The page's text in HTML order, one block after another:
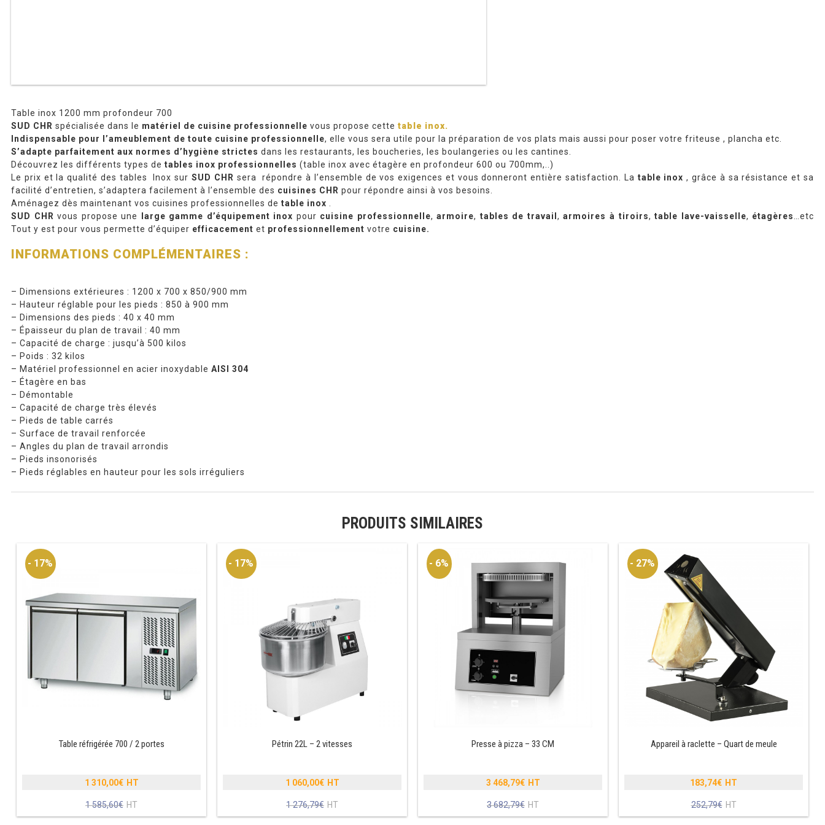
Table inox 1200 mm profondeur 700
SUD CHR spécialisée dans le matériel de cuisine professionnelle vous propose cette table inox.
Indispensable pour l’ameublement de toute cuisine professionnelle, elle vous sera utile pour la préparation de vos plats mais aussi pour poser votre friteuse , plancha etc.
S’adapte parfaitement aux normes d’hygiène strictes dans les restaurants, les boucheries, les boulangeries ou les cantines.
Découvrez les différents types de tables inox professionnelles (table inox avec étagère en profondeur 600 ou 700mm,..)
Le prix et la qualité des tables Inox sur SUD CHR sera répondre à l’ensemble de vos exigences et vous donneront entière satisfaction. La table inox, grâce à sa résistance et sa
facilité d’entretien, s’adaptera facilement à l’ensemble des cuisines CHR pour répondre ainsi à vos besoins.
Aménagez dès maintenant vos cuisines professionnelles de table inox
SUD CHR vous propose une large gamme d’équipement inox pour cuisine professionnelle,armoire, tables de travail,armoires à tiroirs, table lave-vaisselle, étagères
…etc
Tout y est pour vous permette d’équiper efficacement et professionnellement votre cuisine.
INFORMATIONS COMPLÉMENTAIRES :
– Dimensions extérieures : 1200 x 700 x 850/900 mm
– Hauteur réglable pour les pieds : 850 à 900 mm
– Dimensions des pieds : 40 x 40 mm
– Épaisseur du plan de travail : 40 mm
– Capacité de charge : jusqu’à 500 kilos
– Poids : 32 kilos
– Matériel professionnel en acier inoxydable AISI 304
– Étagère en bas
– Démontable
– Capacité de charge très élevés
– Pieds de table carrés
– Surface de travail renforcée
– Angles du plan de travail arrondis
– Pieds insonorisés
– Pieds réglables en hauteur pour les sols irréguliers
PRODUITS SIMILAIRES
- 17%
Table réfrigérée 700 / 2 portes
1 585,60€
prix
initial
1 310,00€
Le
prix
- 17%
Pétrin 22L – 2 vitesses
1 276,79€
prix
initial
1 060,00€
Le
prix
- 6%
Presse à pizza – 33 CM
3 682,79€
prix
initial
3 468,79€
Le
prix
- 27%
Appareil à raclette – Quart de meule
252,79€
prix
initial
183,74€
Le
prix